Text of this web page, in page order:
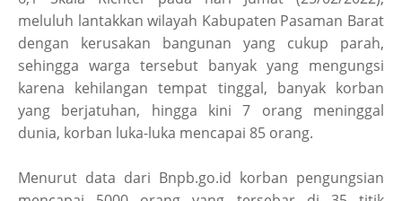
meluluh lantakkan wilayah Kabupaten Pasaman Barat
dengan kerusakan bangunan yang cukup parah,
sehingga warga tersebut banyak yang mengungsi
karena kehilangan tempat tinggal, banyak korban
yang berjatuhan, hingga kini 7 orang meninggal
dunia, korban luka-luka mencapai 85 orang.
Menurut data dari Bnpb.go.id korban pengungsian